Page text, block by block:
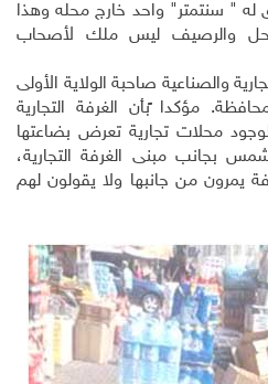
" سنتمتر" واحد خارج محله وهذا
والرصيف ليس ملك لأصحاب
والصناعية صاحبة الولاية الأولى
مؤكدا ًبأن الغرفة التجارية
محلات تجارية تعرض بضاعتها
بجانب مبنى الغرفة التجارية،
يمرون من جانبها ولا يقولون لهم